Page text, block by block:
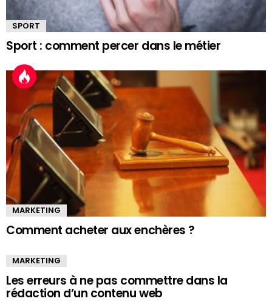
SPORT
Sport : comment percer dans le métier
MARKETING
Comment acheter aux enchères ?
MARKETING
Les erreurs à ne pas commettre dans la
rédaction d’un contenu web